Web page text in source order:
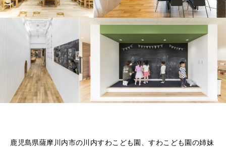
鹿児島県薩摩川内市の川内すわこども園、すわこども園の姉妹